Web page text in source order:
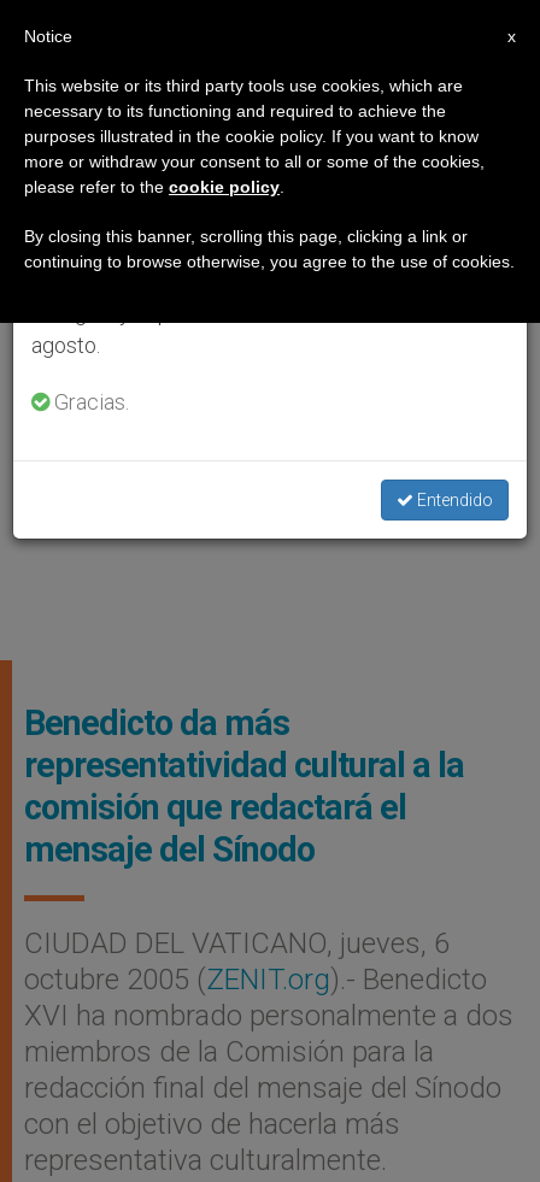
Benedicto da más
representatividad cultural a la
comisión que redactará el
mensaje del Sínodo
CIUDAD DEL VATICANO, jueves, 6
octubre 2005 (ZENIT.org).- Benedicto
XVI ha nombrado personalmente a dos
miembros de la Comisión para la
redacción final del mensaje del Sínodo
con el objetivo de hacerla más
representativa culturalmente.
×
Aviso importante
Del 27 de julio al 7 de agosto haremos la pausa
anual, aprovechando que en el periodo de verano
se generan menos informaciones y también el
agosto.
Gracias.
Entendido
x
Notice
This website or its third party tools use cookies, which are
necessary to its functioning and required to achieve the
purposes illustrated in the cookie policy. If you want to know
more or withdraw your consent to all or some of the cookies,
please refer to the cookie policy
By closing this banner, scrolling this page, clicking a link or
continuing to browse otherwise, you agree to the use of cookies.